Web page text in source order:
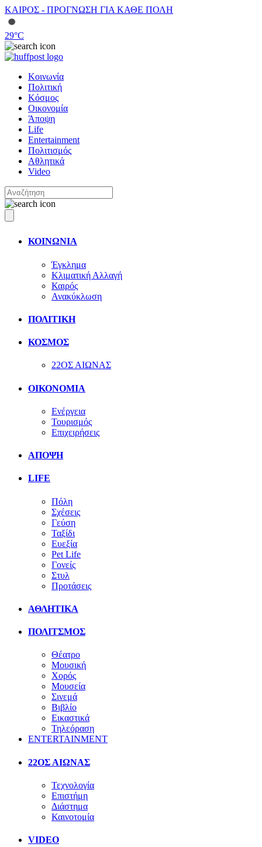
ΚΑΙΡΟΣ - ΠΡΟΓΝΩΣΗ ΓΙΑ ΚΑΘΕ ΠΟΛΗ
29°C
Κοινωνία
Πολιτική
Κόσμος
Οικονομία
Άποψη
Life
Entertainment
Πολιτισμός
Αθλητικά
Video
ΚΟΙΝΩΝΙΑ
Έγκλημα
Κλιματική Αλλαγή
Καιρός
Ανακύκλωση
ΠΟΛΙΤΙΚΗ
ΚΟΣΜΟΣ
22ΟΣ ΑΙΩΝΑΣ
ΟΙΚΟΝΟΜΙΑ
Ενέργεια
Τουρισμός
Επιχειρήσεις
ΑΠΟΨΗ
LIFE
Πόλη
Σχέσεις
Γεύση
Ταξίδι
Ευεξία
Pet Life
Γονείς
Στυλ
Προτάσεις
ΑΘΛΗΤΙΚΑ
ΠΟΛΙΤΣΜΟΣ
Θέατρο
Μουσική
Χορός
Μουσεία
Σινεμά
Βιβλίο
Εικαστικά
Τηλεόραση
ENTERTAINMENT
22ΟΣ ΑΙΩΝΑΣ
Τεχνολογία
Επιστήμη
Διάστημα
Καινοτομία
VIDEO